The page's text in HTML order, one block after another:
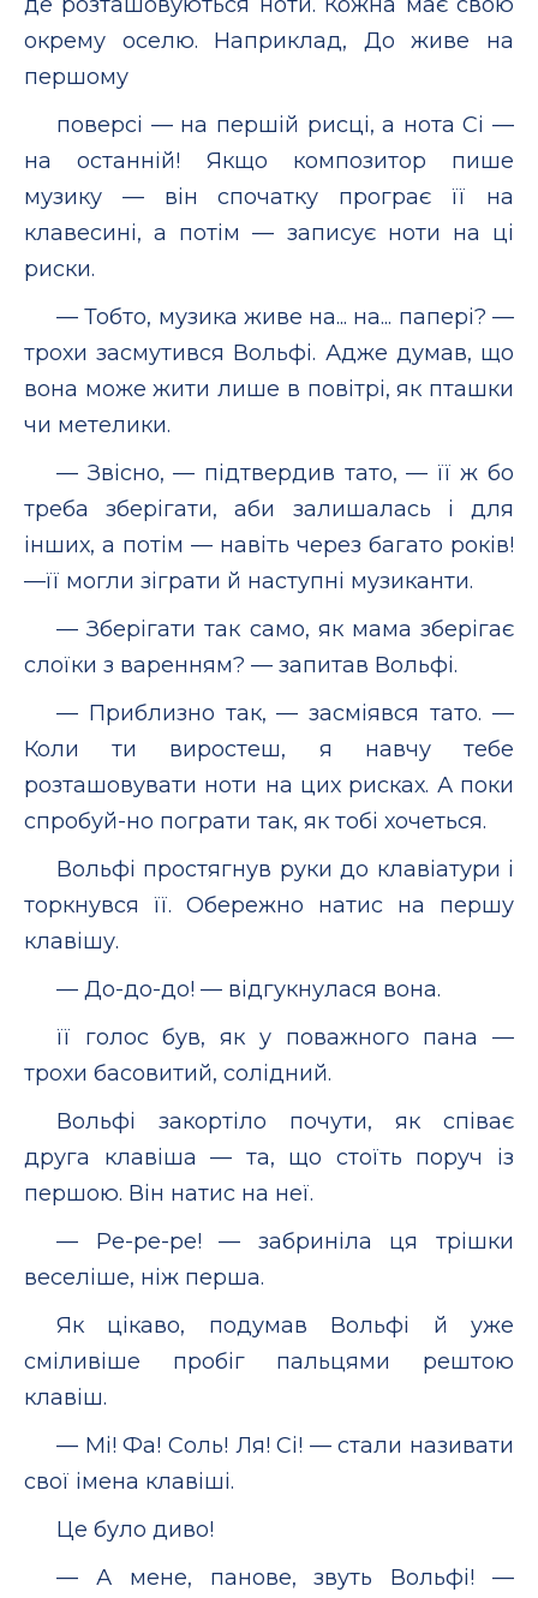
окрему оселю. Наприклад, До живе на
першому
поверсі — на першій рисці, а нота Сі —
на останній! Якщо композитор пише
музику — він спочатку програє її на
клавесині, а потім — записує ноти на ці
риски.
— Тобто, музика живе на... на... папері? —
трохи засмутився Вольфі. Адже думав, що
вона може жити лише в повітрі, як пташки
чи метелики.
— Звісно, — підтвердив тато, — її ж бо
треба зберігати, аби залишалась і для
інших, а потім — навіть через багато років!
—її могли зіграти й наступні музиканти.
— Зберігати так само, як мама зберігає
слоїки з варенням? — запитав Вольфі.
— Приблизно так, — засміявся тато. —
Коли ти виростеш, я навчу тебе
розташовувати ноти на цих рисках. А поки
спробуй-но пограти так, як тобі хочеться.
Вольфі простягнув руки до клавіатури і
торкнувся її. Обережно натис на першу
клавішу.
— До-до-до! — відгукнулася вона.
її голос був, як у поважного пана —
трохи басовитий, солідний.
Вольфі закортіло почути, як співає
друга клавіша — та, що стоїть поруч із
першою. Він натис на неї.
— Ре-ре-ре! — забриніла ця трішки
веселіше, ніж перша.
Як цікаво, подумав Вольфі й уже
сміливіше пробіг пальцями рештою
клавіш.
— Мі! Фа! Соль! Ля! Сі! — стали називати
свої імена клавіші.
Це було диво!
— А мене, панове, звуть Вольфі! —